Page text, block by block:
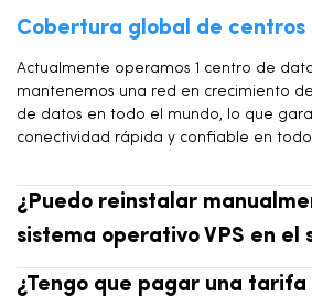
Cobertura global de centros
Actualmente operamos 1 centro de
mantenemos una red en crecimiento
de datos en todo el mundo, lo que
conectividad rápida y confiable en
¿Puedo reinstalar
sistema operativo VPS en el
¿Tengo que pagar una tarifa